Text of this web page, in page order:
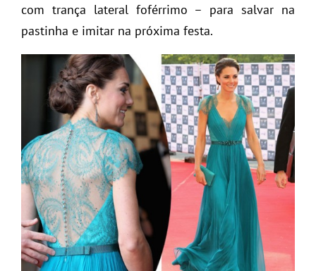
com trança lateral foférrimo – para salvar na
pastinha e imitar na próxima festa.